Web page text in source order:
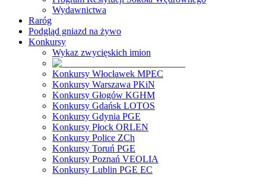
Wydawnictwa
Raróg
Podgląd gniazd na żywo
Konkursy
Wykaz zwycięskich imion
Konkursy Włocławek MPEC
Konkursy Warszawa PKiN
Konkursy Głogów KGHM
Konkursy Gdańsk LOTOS
Konkursy Gdynia PGE
Konkursy Płock ORLEN
Konkursy Police ZCh
Konkursy Toruń PGE
Konkursy Poznań VEOLIA
Konkursy Lublin PGE EC